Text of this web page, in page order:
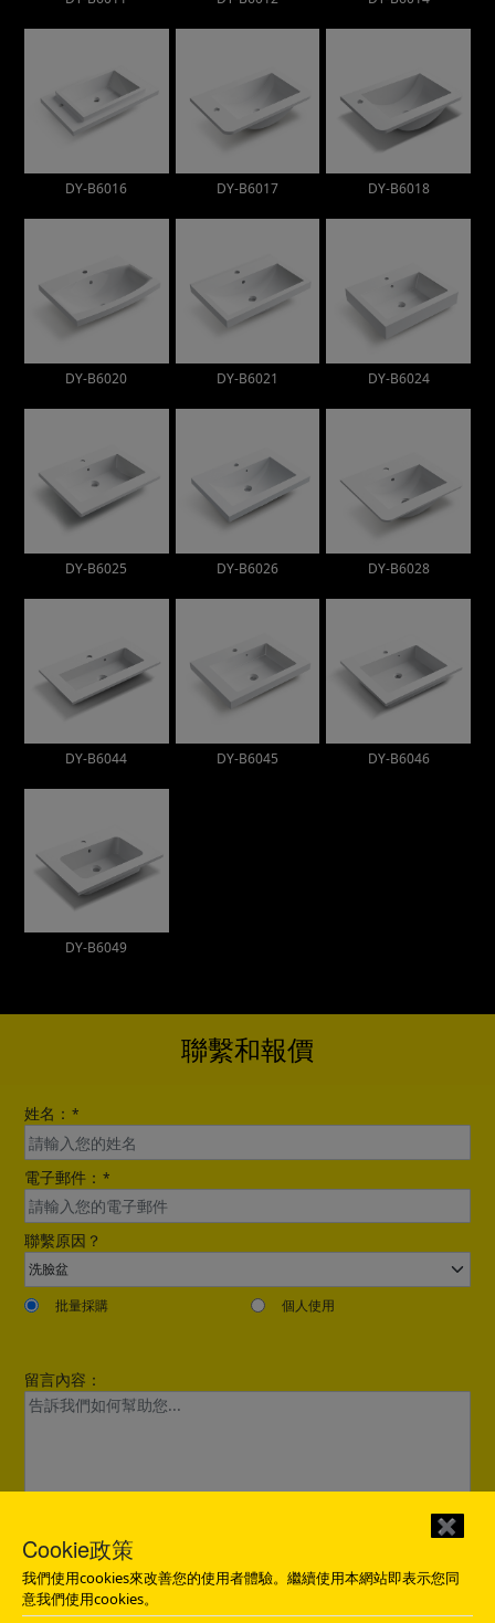
DY-B6016 DY-B6017 DY-B6018
DY-B6020 DY-B6021 DY-B6024
DY-B6025 DY-B6026 DY-B6028
DY-B6044 DY-B6045 DY-B6046
DY-B6049
聯繫和報價
姓名： *
電子郵件： *
聯繫原因？
批量採購 個人使用
留言內容：
感謝您的詢問。我們將在12小時內與您聯繫。
發送
✖
Cookie政策
我們使用cookies來改善您的使用者體驗。繼續使用本網站即表示您同
意我們使用cookies。